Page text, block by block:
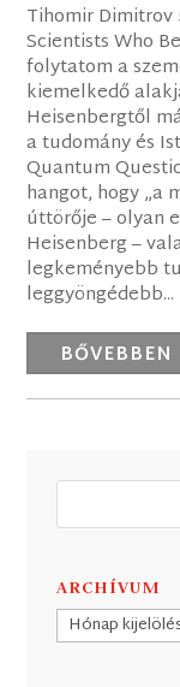
Tihomir Dimitrov
Scientists Who
folytatom a
kiemelkedő
Heisenbergtől
a tudomány és
Quantum
hangot, hogy „a
úttörője – olyan
Heisenberg –
legkeményebb
leggyöngédebb...
BŐVEBBEN
ARCHÍVUM
Archívum